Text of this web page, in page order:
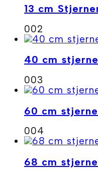
13 cm
002
40 cm
003
60 cm
004
68 cm